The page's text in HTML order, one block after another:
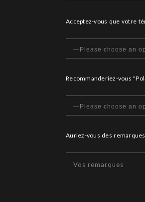
Acceptez-vous que votre
Recommanderiez-vous
Auriez-vous des